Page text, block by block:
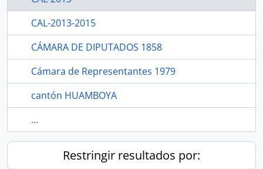
CAL-2013-2015
CÁMARA DE DIPUTADOS 1858
Cámara de Representantes 1979
cantón HUAMBOYA
...
Restringir resultados por: